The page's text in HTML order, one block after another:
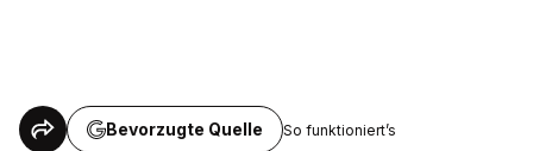
Bevorzugte Quelle So funktioniert’s